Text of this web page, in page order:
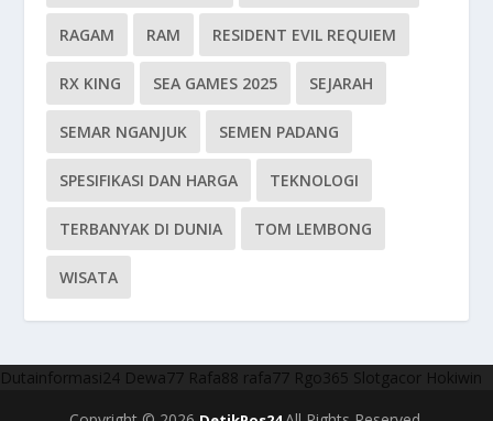
RAGAM RAM RESIDENT EVIL REQUIEM
RX KING SEA GAMES 2025 SEJARAH
SEMAR NGANJUK SEMEN PADANG
SPESIFIKASI DAN HARGA TEKNOLOGI
TERBANYAK DI DUNIA TOM LEMBONG
WISATA
Dutainformasi24 Dewa77 Rafa88 rafa77 Rgo365 Slotgacor Hokiwin